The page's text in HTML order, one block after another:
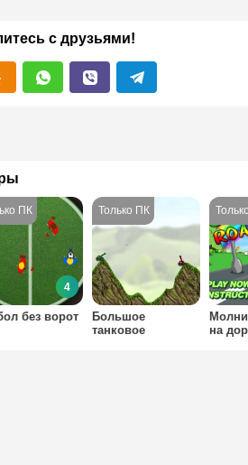
с друзьями!
без ворот
4
Большое
танковое
на